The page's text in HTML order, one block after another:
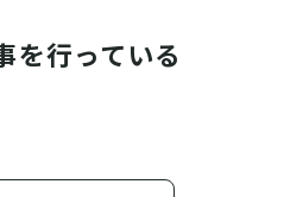
を行っている